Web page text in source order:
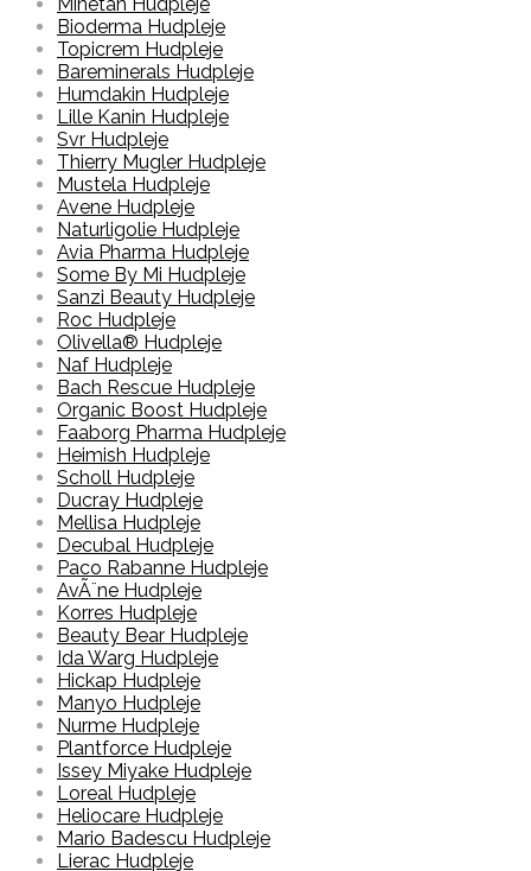
Bioderma Hudpleje
Topicrem Hudpleje
Bareminerals Hudpleje
Humdakin Hudpleje
Lille Kanin Hudpleje
Svr Hudpleje
Thierry Mugler Hudpleje
Mustela Hudpleje
Avene Hudpleje
Naturligolie Hudpleje
Avia Pharma Hudpleje
Some By Mi Hudpleje
Sanzi Beauty Hudpleje
Roc Hudpleje
Olivella® Hudpleje
Naf Hudpleje
Bach Rescue Hudpleje
Organic Boost Hudpleje
Faaborg Pharma Hudpleje
Heimish Hudpleje
Scholl Hudpleje
Ducray Hudpleje
Mellisa Hudpleje
Decubal Hudpleje
Paco Rabanne Hudpleje
AvÃ¨ne Hudpleje
Korres Hudpleje
Beauty Bear Hudpleje
Ida Warg Hudpleje
Hickap Hudpleje
Manyo Hudpleje
Nurme Hudpleje
Plantforce Hudpleje
Issey Miyake Hudpleje
Loreal Hudpleje
Heliocare Hudpleje
Mario Badescu Hudpleje
Lierac Hudpleje